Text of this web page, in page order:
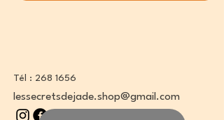
Tél : 268 1656
lessecretsdejade.shop@gmail.com